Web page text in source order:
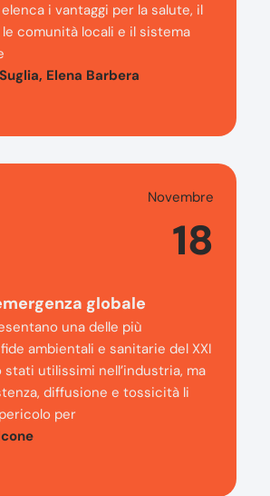
i vantaggi per la salute, il
comunità locali e il sistema
Elena Barbera
Novembre
18
globale
una delle più
ambientali e sanitarie del XXI
stati utilissimi nell’industria, ma
diffusione e tossicità li
per